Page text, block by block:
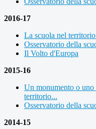
2016-17
La scuola nel
Osservatorio della
Il Volto d'Europa
2015-16
Un monumento o
territorio...
Osservatorio della
2014-15